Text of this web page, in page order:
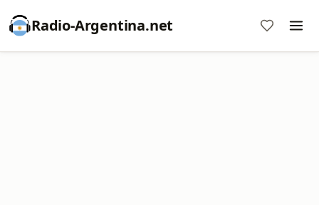
Radio-Argentina.net